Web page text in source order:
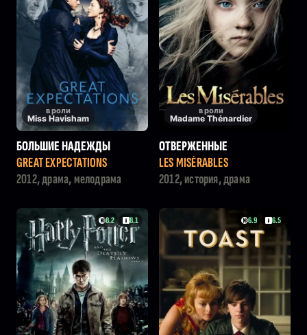
в роли
Miss Havisham
БОЛЬШИЕ НАДЕЖДЫ
GREAT EXPECTATIONS
2012, драма, мелодрама
в роли
Madame Thénardier
ОТВЕРЖЕННЫЕ
LES MISÉRABLES
2012, история, драма
8.2 8.1 6.9 6.5